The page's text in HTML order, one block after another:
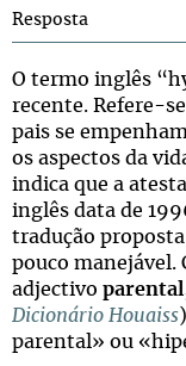
Resposta
O termo inglês
recente. Refere-
pais se
os aspectos da
indica que a
inglês data de
tradução
pouco manejável.
adjectivo parental
Dicionário Houaiss
parental» ou